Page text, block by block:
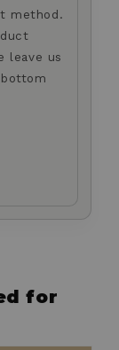
method.
leave us
for